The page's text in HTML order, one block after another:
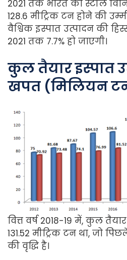
2021 तक भारत का स्टील
128.6 मीट्रिक टन होने की
वैश्विक इस्पात उत्पादन की
2021 तक 7.7% हो जाएगी।
कुल तैयार इस्पात
खपत (मिलियन
वित्त वर्ष 2018-19 में, कुल
131.52 मीट्रिक टन था, जो
की वृद्धि है।